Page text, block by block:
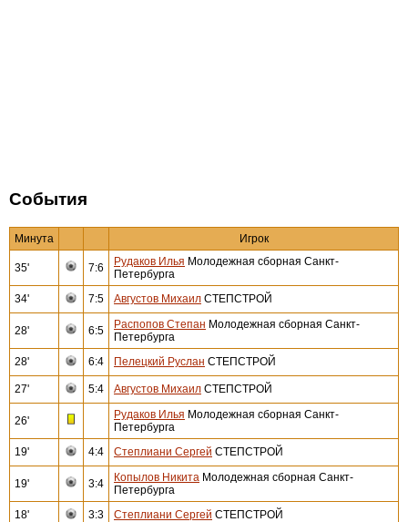
События
Минута Игрок
35' 7:6 Рудаков Илья Молодежная сборная Санкт-
Петербурга
34'
7:5 Августов Михаил СТЕПСТРОЙ
28' 6:5 Распопов Степан Молодежная сборная Санкт-
Петербурга
28'
6:4 Пелецкий Руслан СТЕПСТРОЙ
27' 5:4 Августов Михаил СТЕПСТРОЙ
26' Рудаков Илья Молодежная сборная Санкт-
Петербурга
19'
4:4 Степлиани Сергей СТЕПСТРОЙ
19' 3:4 Копылов Никита Молодежная сборная Санкт-
Петербурга
18'
3:3 Степлиани Сергей СТЕПСТРОЙ